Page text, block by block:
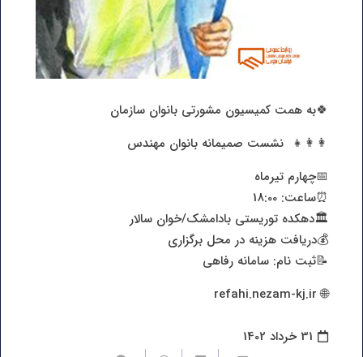
🍀به همت کمیسیون مشورتی بانوان سازمان
👩‍👩‍👧 نشست صمیمانه بانوان مهندس
📅چهارم تیرماه
⏰ساعت: 18:00
🏛دهکده توریستی بادامشک/خوان سالار
💰دریافت هزینه در محل برگزاری
📝ثبت نام: سامانه رفاهی
🌐 refahi.nezam-kj.ir
31 خرداد 1402